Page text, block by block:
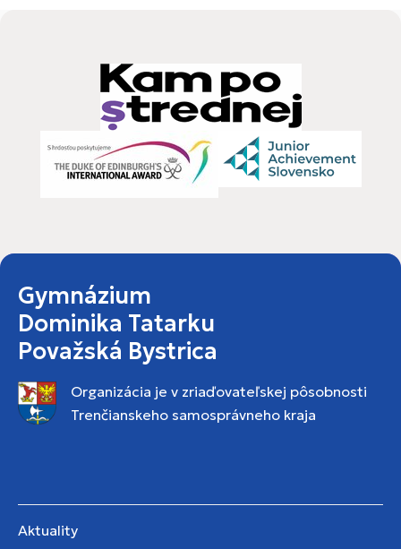
Gymnázium
Dominika Tatarku
Považská Bystrica
Organizácia je v zriaďovateľskej pôsobnosti
Trenčianskeho samosprávneho kraja
Aktuality